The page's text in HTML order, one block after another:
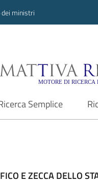
dei ministri
Semplice
E ZECCA DELLO